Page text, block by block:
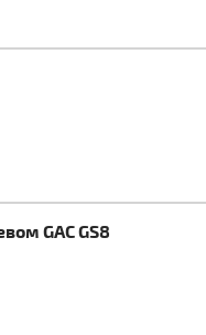
GAC GS8